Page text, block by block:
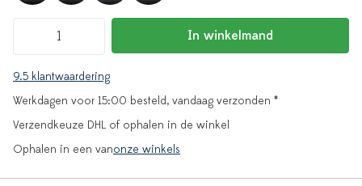
In winkelmand
9.5 klantwaardering
Werkdagen voor 15:00 besteld, vandaag verzonden *
Verzendkeuze DHL of ophalen in de winkel
Ophalen in een vanonze winkels